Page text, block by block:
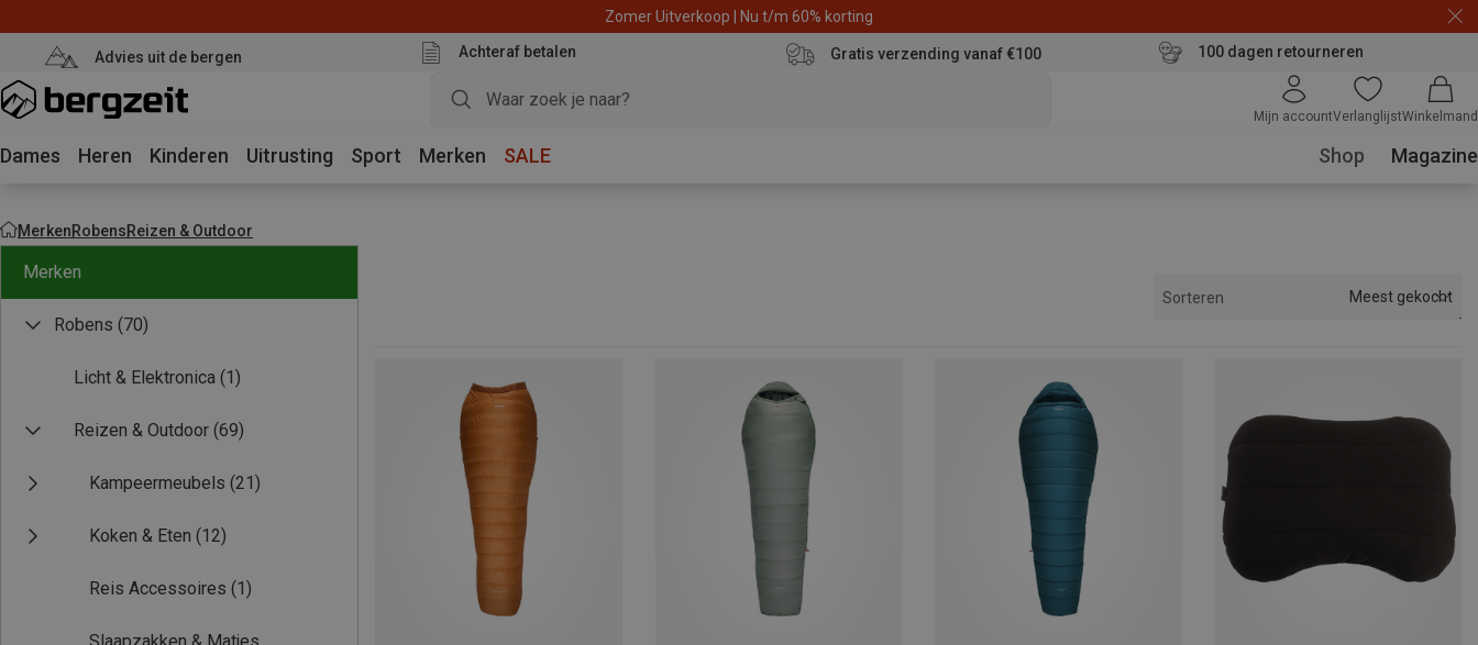
Zomer Uitverkoop | Nu t/m 60% korting
Advies uit de bergen Achteraf betalen Gratis verzending vanaf €100 100 dagen retourneren
Mijn accountVerlanglijstWinkelmand
Dames Heren Kinderen Uitrusting Sport Merken SALE Shop Magazine
MerkenRobensReizen & Outdoor
Merken
Robens (70)
Licht & Elektronica (1)
Reizen & Outdoor (69)
Kampeermeubels (21)
Koken & Eten (12)
Reis Accessoires (1)
Sorteren Meest gekocht